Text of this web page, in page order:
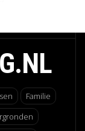
Familie